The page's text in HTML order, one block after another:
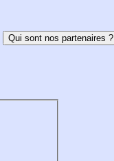
Qui sont nos partenaires ?